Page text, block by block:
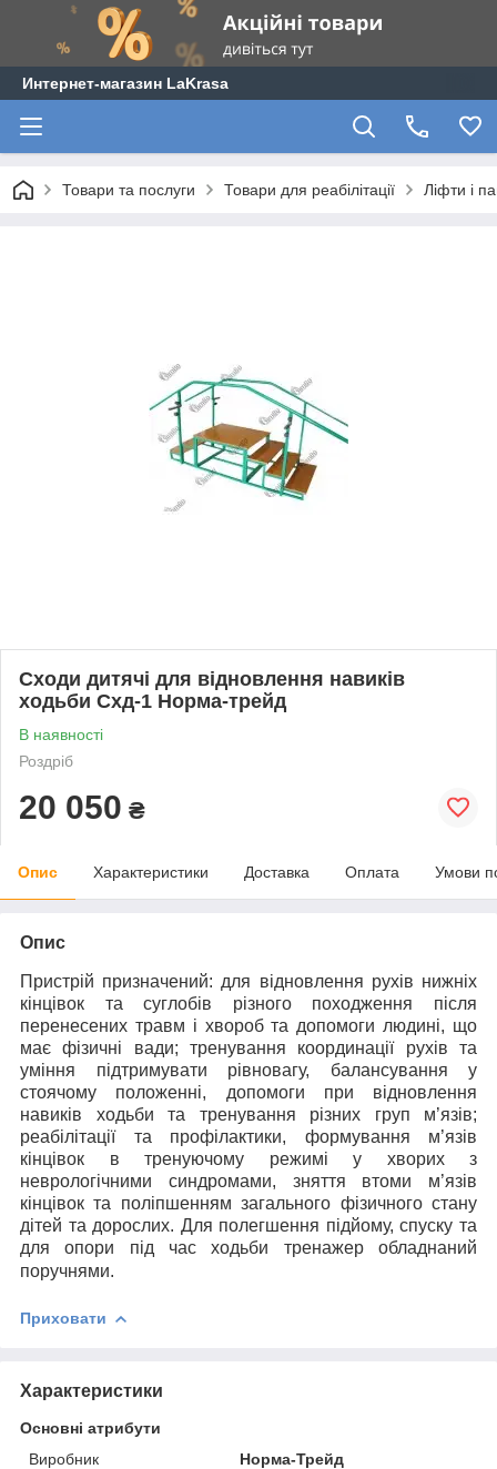
Интернет-магазин LaKrasa
Товари та послуги Товари для реабілітації Ліфти і
Сходи дитячі для відновлення навиків
ходьби Схд-1 Норма-трейд
В наявності
Роздріб
20 050 ₴
Опис Характеристики Доставка Оплата Умови
Опис
Пристрій призначений: для відновлення рухів нижніх
кінцівок та суглобів різного походження після
перенесених травм і хвороб та допомоги людині, що
має фізичні вади; тренування координації рухів та
уміння підтримувати рівновагу, балансування у
стоячому положенні, допомоги при відновлення
навиків ходьби та тренування різних груп м’язів;
реабілітації та профілактики, формування м’язів
кінцівок в тренуючому режимі у хворих з
неврологічними синдромами, зняття втоми м’язів
кінцівок та поліпшенням загального фізичного стану
дітей та дорослих. Для полегшення підйому, спуску та
для опори під час ходьби тренажер обладнаний
поручнями.
Приховати
Характеристики
Основні атрибути
Виробник
Норма-Трейд